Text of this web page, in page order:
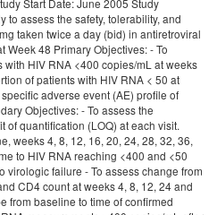
to assess the safety, tolerability, and
taken twice a day (bid) in antiretroviral
Week 48 Primary Objectives: - To
HIV RNA <400 copies/mL at weeks
of patients with HIV RNA < 50 at
adverse event (AE) profile of
Objectives: - To assess the
of quantification (LOQ) at each visit.
weeks 4, 8, 12, 16, 20, 24, 28, 32, 36,
to HIV RNA reaching <400 and <50
virologic failure - To assess change from
CD4 count at weeks 4, 8, 12, 24 and
from baseline to time of confirmed